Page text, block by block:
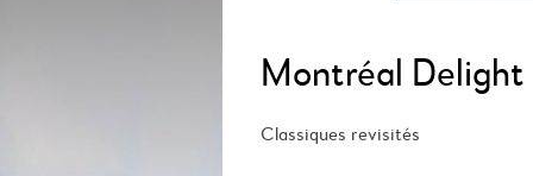
Montréal Delight
Classiques revisités